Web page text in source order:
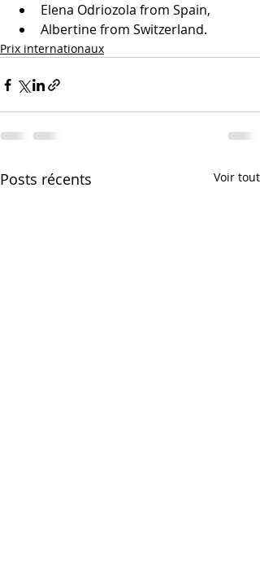
Elena Odriozola from Spain,
Albertine from Switzerland.
Prix internationaux
Posts récents Voir tout